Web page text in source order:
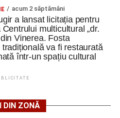
de apă, umiditate, degradarea
dar și prăbușirea
existente sunt depășite din
acum 2 săptămâni
a lansat licitația pentru
multicultural „dr.
Vinerea. Fosta
va fi restaurată
într-un spațiu cultural
DIN ZONĂ